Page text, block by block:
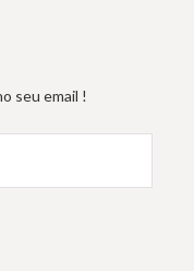
seu email !